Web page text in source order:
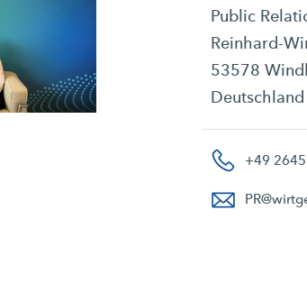
Public
Reinhard-
53578
Deutschland
+49
PR@